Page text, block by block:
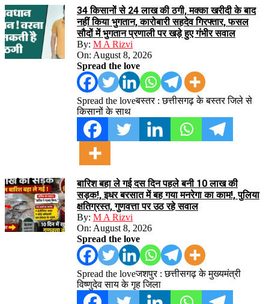
34 किसानों से 24 लाख की ठगी, मक्का खरीदी के बाद
नहीं किया भुगतान, कारोबारी सहदेव गिरफ्तार, फसल
सौदों में भुगतान प्रणाली पर खड़े हुए गंभीर सवाल
By: M A Rizvi
On: August 8, 2026
Spread the love
Spread the loveबस्तर : छत्तीसगढ़ के बस्तर जिले से
किसानों के साथ
बारिश बहा ले गई दस दिन पहले बनी 10 लाख की
सड़क!, इधर बरसात में बह गया मनरेगा का काम!, पुलिया
क्षतिग्रस्त, गुणवत्ता पर उठ रहे सवाल
By: M A Rizvi
On: August 8, 2026
Spread the love
Spread the loveजशपुर : छत्तीसगढ़ के मुख्यमंत्री
विष्णुदेव साय के गृह जिला